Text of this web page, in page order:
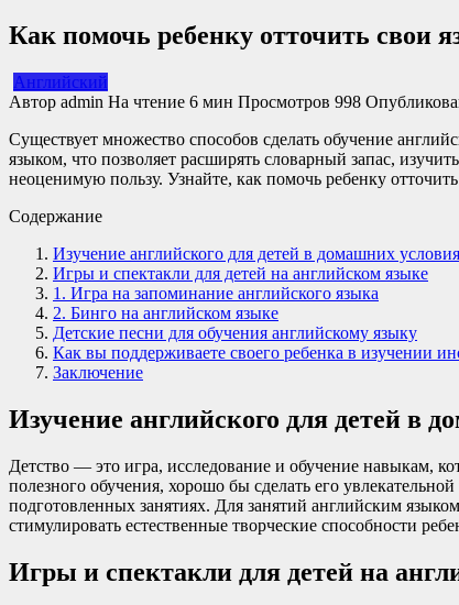
Как помочь ребенку отточить свои
Английский
Автор admin На чтение 6 мин Просмотров 998
Существует множество способов сделать обучение
языком, что позволяет расширять словарный запас,
неоценимую пользу. Узнайте, как помочь ребенку
Содержание
Изучение английского для детей в домашних
Игры и спектакли для детей на английском языке
1. Игра на запоминание английского языка
2. Бинго на английском языке
Детские песни для обучения английскому языку
Как вы поддерживаете своего ребенка в изучении
Заключение
Изучение английского для детей в
Детство — это игра, исследование и обучение навыкам,
полезного обучения, хорошо бы сделать его
подготовленных занятиях. Для занятий английским
стимулировать естественные творческие способности
Игры и спектакли для детей на